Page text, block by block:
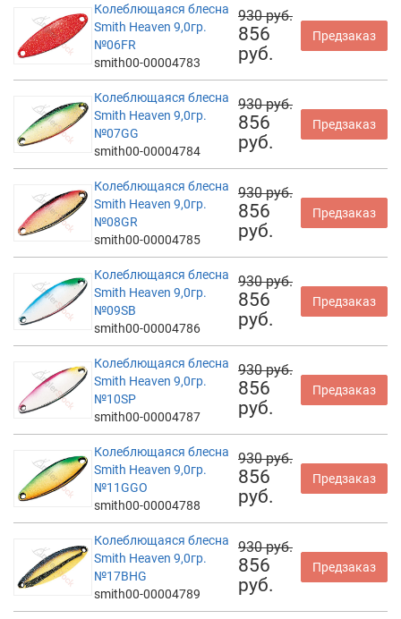
Колеблющаяся блесна
Smith Heaven 9,0гр.
№06FR
smith00-00004783
930 руб.
856
руб.
Предзаказ
Колеблющаяся блесна
Smith Heaven 9,0гр.
№07GG
smith00-00004784
930 руб.
856
руб.
Предзаказ
Колеблющаяся блесна
Smith Heaven 9,0гр.
№08GR
smith00-00004785
930 руб.
856
руб.
Предзаказ
Колеблющаяся блесна
Smith Heaven 9,0гр.
№09SB
smith00-00004786
930 руб.
856
руб.
Предзаказ
Колеблющаяся блесна
Smith Heaven 9,0гр.
№10SP
smith00-00004787
930 руб.
856
руб.
Предзаказ
Колеблющаяся блесна
Smith Heaven 9,0гр.
№11GGO
smith00-00004788
930 руб.
856
руб.
Предзаказ
Колеблющаяся блесна
Smith Heaven 9,0гр.
№17BHG
smith00-00004789
930 руб.
856
руб.
Предзаказ